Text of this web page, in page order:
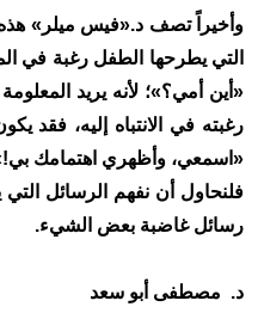
وأخيراً تصف د.«فيس ميلر» هذه
التي يطرحها الطفل رغبة في
«أين أمي؟»؛ لأنه يريد
رغبته في الانتباه إليه، فقد
«اسمعي، وأظهري اهتمامك
فلنحاول أن نفهم الرسائل التي
رسائل غاضبة بعض الشيء.
د. مصطفى أبو سعد